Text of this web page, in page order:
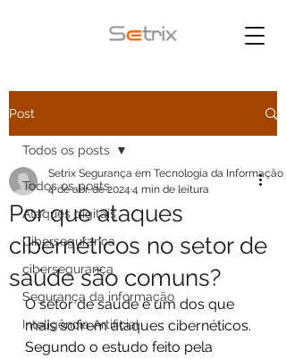
Post
Todos os posts
Ataques digitais
Cibersegurança
cibersegurança
Segurança da informação
Inteligência Artificial
Todos os posts
Por que ataques
cibernéticos no setor de
saúde são comuns?
Setrix Segurança em Tecnologia da Informação
4 de abr. de 2024 4 min de leitura
O setor de saúde é um dos que
mais sofrem ataques cibernéticos.
Segundo o estudo feito pela